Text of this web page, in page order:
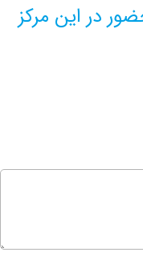
این مرکز